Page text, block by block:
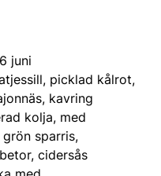
juni
picklad kålrot,
kavring
kolja, med
sparris,
cidersås